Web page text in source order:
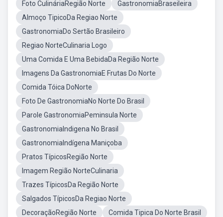
Foto CulináriaRegião Norte
GastronomiaBraseileira
Almoço TipicoDa Regiao Norte
GastronomiaDo Sertão Brasileiro
Regiao NorteCulinaria Logo
Uma Comida E Uma BebidaDa Região Norte
Imagens Da GastronomiaE Frutas Do Norte
Comida Tóica DoNorte
Foto De GastronomiaNo Norte Do Brasil
Parole GastronomiaPeminsula Norte
GastronomiaIndigena No Brasil
GastronomiaIndígena Maniçoba
Pratos TípicosRegião Norte
Imagem Região NorteCulinaria
Trazes TípicosDa Região Norte
Salgados TípicosDa Regiao Norte
DecoraçãoRegião Norte
Comida Tipica Do Norte Brasil